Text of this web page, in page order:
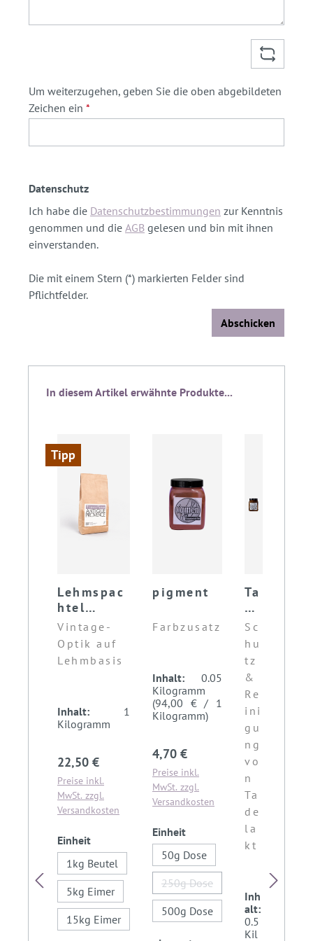
Um weiterzugehen, geben Sie die oben abgebildeten
Zeichen ein *
Datenschutz
Ich habe die Datenschutzbestimmungen zur Kenntnis
genommen und die AGB gelesen und bin mit ihnen
einverstanden.
Die mit einem Stern (*) markierten Felder sind
Pflichtfelder.
Abschicken
Produktgalerie überspringen
In diesem Artikel erwähnte Produkte...
Tipp
Lehmspac
htel
ANTIQUE
PROVENCE
Vintage-
Optik auf
Lehmbasis
Inhalt:
1
Kilogramm
Regulärer Preis:
22,50 €
Preise inkl.
MwSt. zzgl.
Versandkosten
Einheitauswählen
1kg Beutel
5kg Eimer
15kg Eimer
pigment
Farbzusatz
Inhalt:
0.05
Kilogramm
(94,00 € / 1
Kilogramm)
Regulärer Preis:
4,70 €
Preise inkl.
MwSt. zzgl.
Versandkosten
Einheitauswählen
50g Dose
250g Dose
(Diese Option ist zurzeit
500g Dose
Ta
de
la
kt
se
if
e
so
ap
Sc
hu
tz
&
Re
ini
gu
ng
vo
n
Ta
de
la
kt
Inh
alt:
0.5
Kil